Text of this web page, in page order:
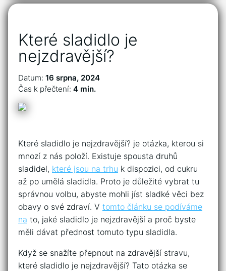
Které sladidlo je
nejzdravější?
Datum: 16 srpna, 2024
Čas k přečtení: 4 min.
Které sladidlo je nejzdravější? je otázka, kterou si
mnozí z nás položí. Existuje spousta druhů
sladidel, které jsou na trhu k dispozici, od cukru
až po umělá sladidla. Proto je důležité vybrat tu
správnou volbu, abyste mohli jíst sladké věci bez
obavy o své zdraví. V tomto článku se podíváme
na to, jaké sladidlo je nejzdravější a proč byste
měli dávat přednost tomuto typu sladidla.
Když se snažíte přepnout na zdravější stravu,
které sladidlo je nejzdravější? Tato otázka se